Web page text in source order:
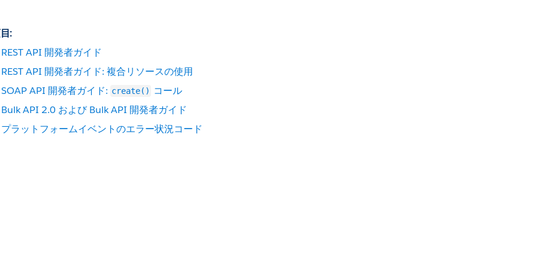
:
REST API 開発者ガイド
REST API 開発者ガイド: 複合リソースの使用
SOAP API 開発者ガイド: create()
コール
Bulk API 2.0 および Bulk API 開発者ガイド
プラットフォームイベントのエラー状況コード